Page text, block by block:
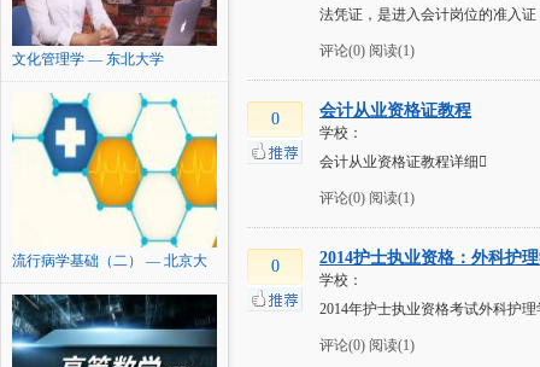
文化管理学 — 东北大学
流行病学基础（二） — 北京大
学
法凭证，是进入会计岗位的准入
评论(0) 阅读(1)
0 会计从业资格证教程
学校：
会计从业资格证教程详细
评论(0) 阅读(1)
0 2014护士执业资格：外科护
学校：
2014年护士执业资格考试外科护
评论(0) 阅读(1)